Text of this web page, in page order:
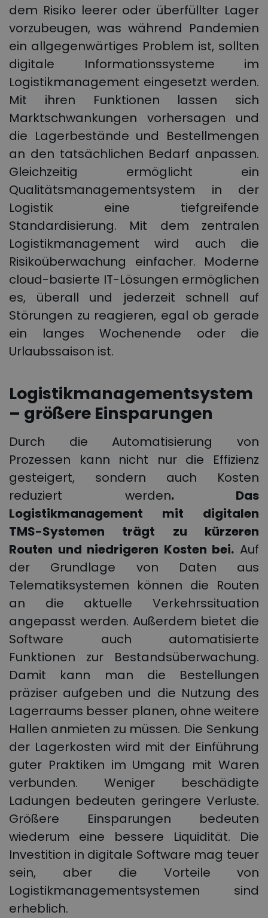
dem Risiko leerer oder überfüllter Lager
vorzubeugen, was während Pandemien
ein allgegenwärtiges Problem ist, sollten
digitale Informationssysteme im
Logistikmanagement eingesetzt werden.
Mit ihren Funktionen lassen sich
Marktschwankungen vorhersagen und
die Lagerbestände und Bestellmengen
an den tatsächlichen Bedarf anpassen.
Gleichzeitig ermöglicht ein
Qualitätsmanagementsystem in der
Logistik eine tiefgreifende
Standardisierung. Mit dem zentralen
Logistikmanagement wird auch die
Risikoüberwachung einfacher. Moderne
cloud-basierte IT-Lösungen ermöglichen
es, überall und jederzeit schnell auf
Störungen zu reagieren, egal ob gerade
ein langes Wochenende oder die
Urlaubssaison ist.
Logistikmanagementsystem
– größere Einsparungen
Durch die Automatisierung von
Prozessen kann nicht nur die Effizienz
gesteigert, sondern auch Kosten
reduziert werden. Das
Logistikmanagement mit digitalen
TMS-Systemen trägt zu kürzeren
Routen und niedrigeren Kosten bei. Auf
der Grundlage von Daten aus
Telematiksystemen können die Routen
an die aktuelle Verkehrssituation
angepasst werden. Außerdem bietet die
Software auch automatisierte
Funktionen zur Bestandsüberwachung.
Damit kann man die Bestellungen
präziser aufgeben und die Nutzung des
Lagerraums besser planen, ohne weitere
Hallen anmieten zu müssen. Die Senkung
der Lagerkosten wird mit der Einführung
guter Praktiken im Umgang mit Waren
verbunden. Weniger beschädigte
Ladungen bedeuten geringere Verluste.
Größere Einsparungen bedeuten
wiederum eine bessere Liquidität. Die
Investition in digitale Software mag teuer
sein, aber die Vorteile von
Logistikmanagementsystemen sind
erheblich.